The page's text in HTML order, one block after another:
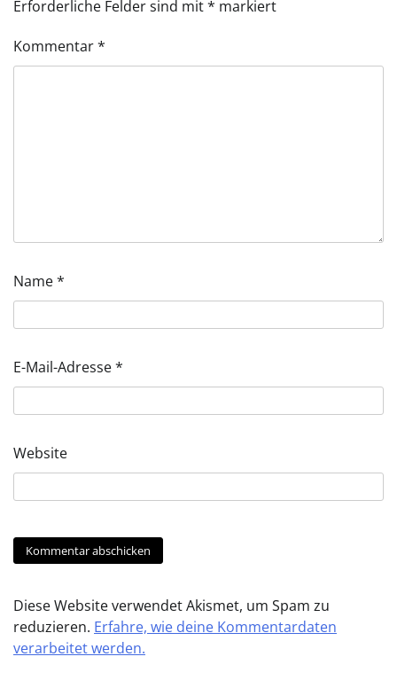
Erforderliche Felder sind mit* markiert
Kommentar*
Name*
E-Mail-Adresse*
Website
Diese Website verwendet Akismet, um Spam zu
reduzieren. Erfahre, wie deine Kommentardaten
verarbeitet werden.